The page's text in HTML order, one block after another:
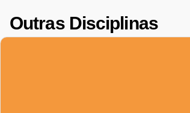
Outras Disciplinas